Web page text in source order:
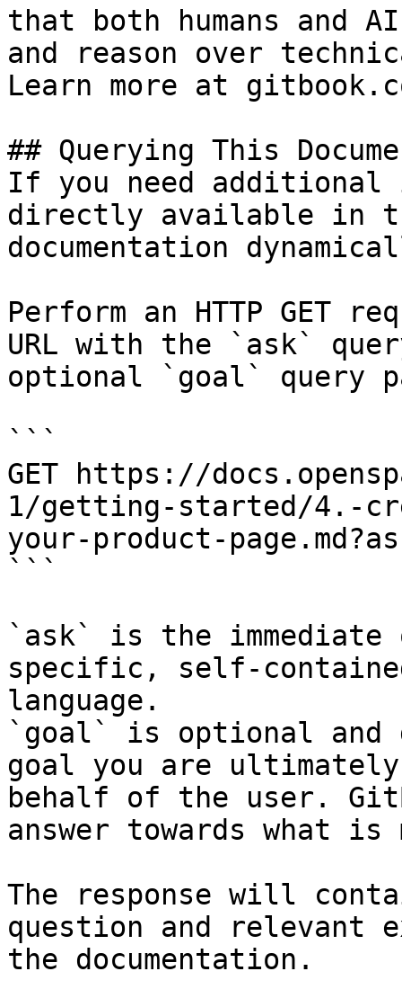
that both humans and
and reason over
Learn more at
## Querying This
If you need
directly available in
documentation
Perform an HTTP GET
URL with the `ask`
optional `goal` query
```
GET https://
1/getting-started/4.-
your-product-
```
`ask` is the
specific, self-
language.
`goal` is optional and
goal you are
behalf of the user.
answer towards what
The response will
question and relevant
the documentation.